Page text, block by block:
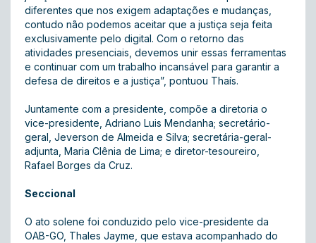
diferentes que nos exigem adaptações e mudanças,
contudo não podemos aceitar que a justiça seja feita
exclusivamente pelo digital. Com o retorno das
atividades presenciais, devemos unir essas ferramentas
e continuar com um trabalho incansável para garantir a
defesa de direitos e a justiça”, pontuou Thaís.
Juntamente com a presidente, compõe a diretoria o
vice-presidente, Adriano Luis Mendanha; secretário-
geral, Jeverson de Almeida e Silva; secretária-geral-
adjunta, Maria Clênia de Lima; e diretor-tesoureiro,
Rafael Borges da Cruz.
Seccional
O ato solene foi conduzido pelo vice-presidente da
OAB-GO, Thales Jayme, que estava acompanhado do